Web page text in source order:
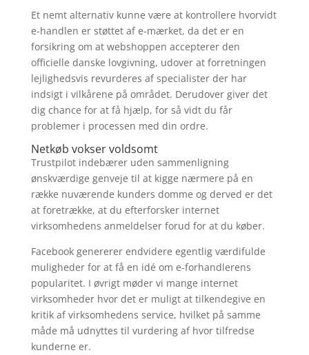
Et nemt alternativ kunne være at kontrollere hvorvidt
e-handlen er støttet af e-mærket, da det er en
forsikring om at webshoppen accepterer den
officielle danske lovgivning, udover at forretningen
lejlighedsvis revurderes af specialister der har
indsigt i vilkårene på området. Derudover giver det
dig chance for at få hjælp, for så vidt du får
problemer i processen med din ordre.
Netkøb vokser voldsomt
Trustpilot indebærer uden sammenligning
ønskværdige genveje til at kigge nærmere på en
række nuværende kunders domme og derved er det
at foretrække, at du efterforsker internet
virksomhedens anmeldelser forud for at du køber.
Facebook genererer endvidere egentlig værdifulde
muligheder for at få en idé om e-forhandlerens
popularitet. I øvrigt møder vi mange internet
virksomheder hvor det er muligt at tilkendegive en
kritik af virksomhedens service, hvilket på samme
måde må udnyttes til vurdering af hvor tilfredse
kunderne er.